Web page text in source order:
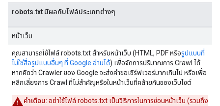
robots.txt มีผลกับไฟล์ประเภทต่างๆ
หน้าเว็บ
คุณสามารถใช้ไฟล์ robots.txt สําหรับหน้าเว็บ (HTML, PDF หรือรูปแบบที่
ไม่ใช่สื่อรูปแบบอื่นๆ ที่ Google อ่านได้) เพื่อจัดการปริมาณการ Crawl ได้
หากคิดว่า Crawler ของ Google จะส่งคำขอเซิร์ฟเวอร์มากเกินไป หรือเพื่อ
หลีกเลี่ยงการ Crawl ที่ไม่สำคัญหรือในหน้าเว็บที่คล้ายกันของเว็บไซต์
คำเตือน: อย่าใช้ไฟล์ robots.txt เป็นวิธีการในการซ่อนหน้าเว็บ (รวมถึง